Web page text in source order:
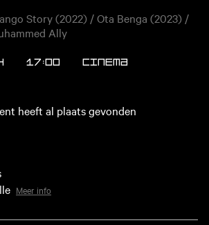
Story (2022) / Ota Benga (2023) /
Ally
17:00 Cinema
heeft al plaats gevonden
Meer info